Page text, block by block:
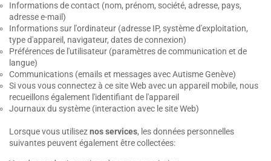
Informations de contact (nom, prénom, société, adresse, pays,
adresse e-mail)
Informations sur l'ordinateur (adresse IP, système d'exploitation,
type d'appareil, navigateur, dates de connexion)
Préférences de l'utilisateur (paramètres de communication et de
langue)
Communications (emails et messages avec Autisme Genève)
Si vous vous connectez à ce site Web avec un appareil mobile, nous
recueillons également l'identifiant de l'appareil
Journaux du système (interaction avec le site Web)
Lorsque vous utiliseznos services, les données personnelles
suivantes peuvent également être collectées: